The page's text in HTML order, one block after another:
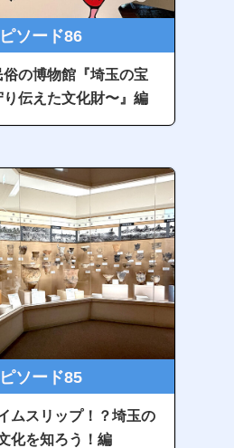
ソード86
の博物館『埼玉の宝
伝えた文化財〜』編
ソード85
ムスリップ！？埼玉の
化を知ろう！編